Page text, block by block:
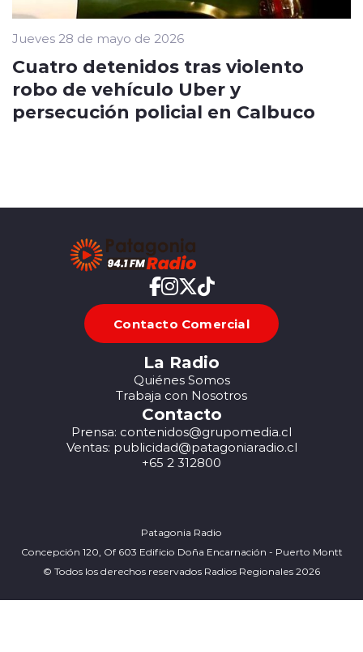
Jueves 28 de mayo de 2026
Cuatro detenidos tras violento
robo de vehículo Uber y
persecución policial en Calbuco
Contacto Comercial
La Radio
Quiénes Somos
Trabaja con Nosotros
Contacto
Prensa: contenidos@grupomedia.cl
Ventas: publicidad@patagoniaradio.cl
+65 2 312800
Patagonia Radio
Concepción 120, Of 603 Edificio Doña Encarnación - Puerto Montt
© Todos los derechos reservados Radios Regionales 2026